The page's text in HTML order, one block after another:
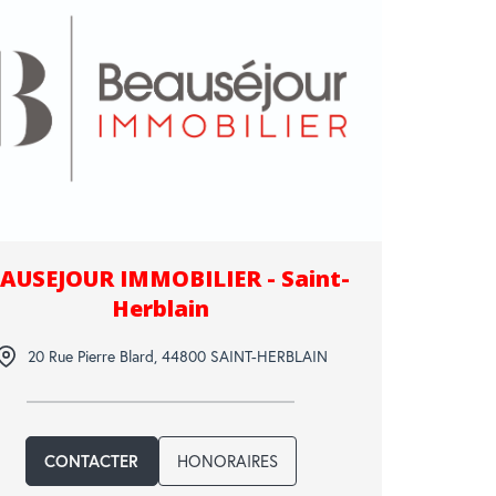
IMMOBILIER - Saint-
Herblain
20 Rue Pierre Blard, 44800 SAINT-HERBLAIN
CONTACTER HONORAIRES